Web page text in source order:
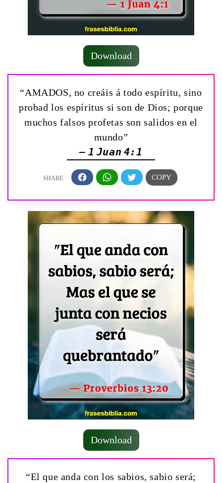
Download
“AMADOS, no creáis á todo espíritu, sino
probad los espíritus si son de Dios; porque
muchos falsos profetas son salidos en el
mundo”
— 1 Juan 4:1
Download
“El que anda con los sabios, sabio será;